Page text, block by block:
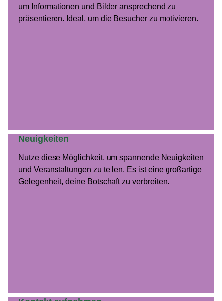
um Infor­ma­tio­nen und Bilder ansprechend zu
präsen­tieren. Ide­al, um die Besuch­er zu motivieren.
Neuigkeiten
Nutze diese Möglichkeit, um span­nende Neuigkeit­en
und Ver­anstal­tun­gen zu teilen. Es ist eine großar­tige
Gele­gen­heit, deine Botschaft zu ver­bre­it­en.